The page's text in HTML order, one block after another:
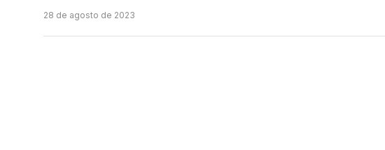
28 de agosto de 2023